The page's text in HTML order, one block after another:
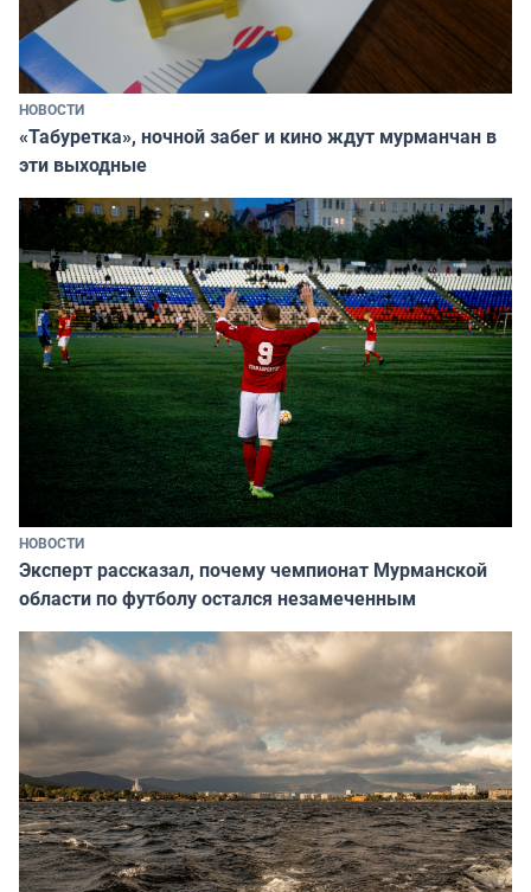
НОВОСТИ
«Табуретка», ночной забег и кино ждут мурманчан в
эти выходные
НОВОСТИ
Эксперт рассказал, почему чемпионат Мурманской
области по футболу остался незамеченным